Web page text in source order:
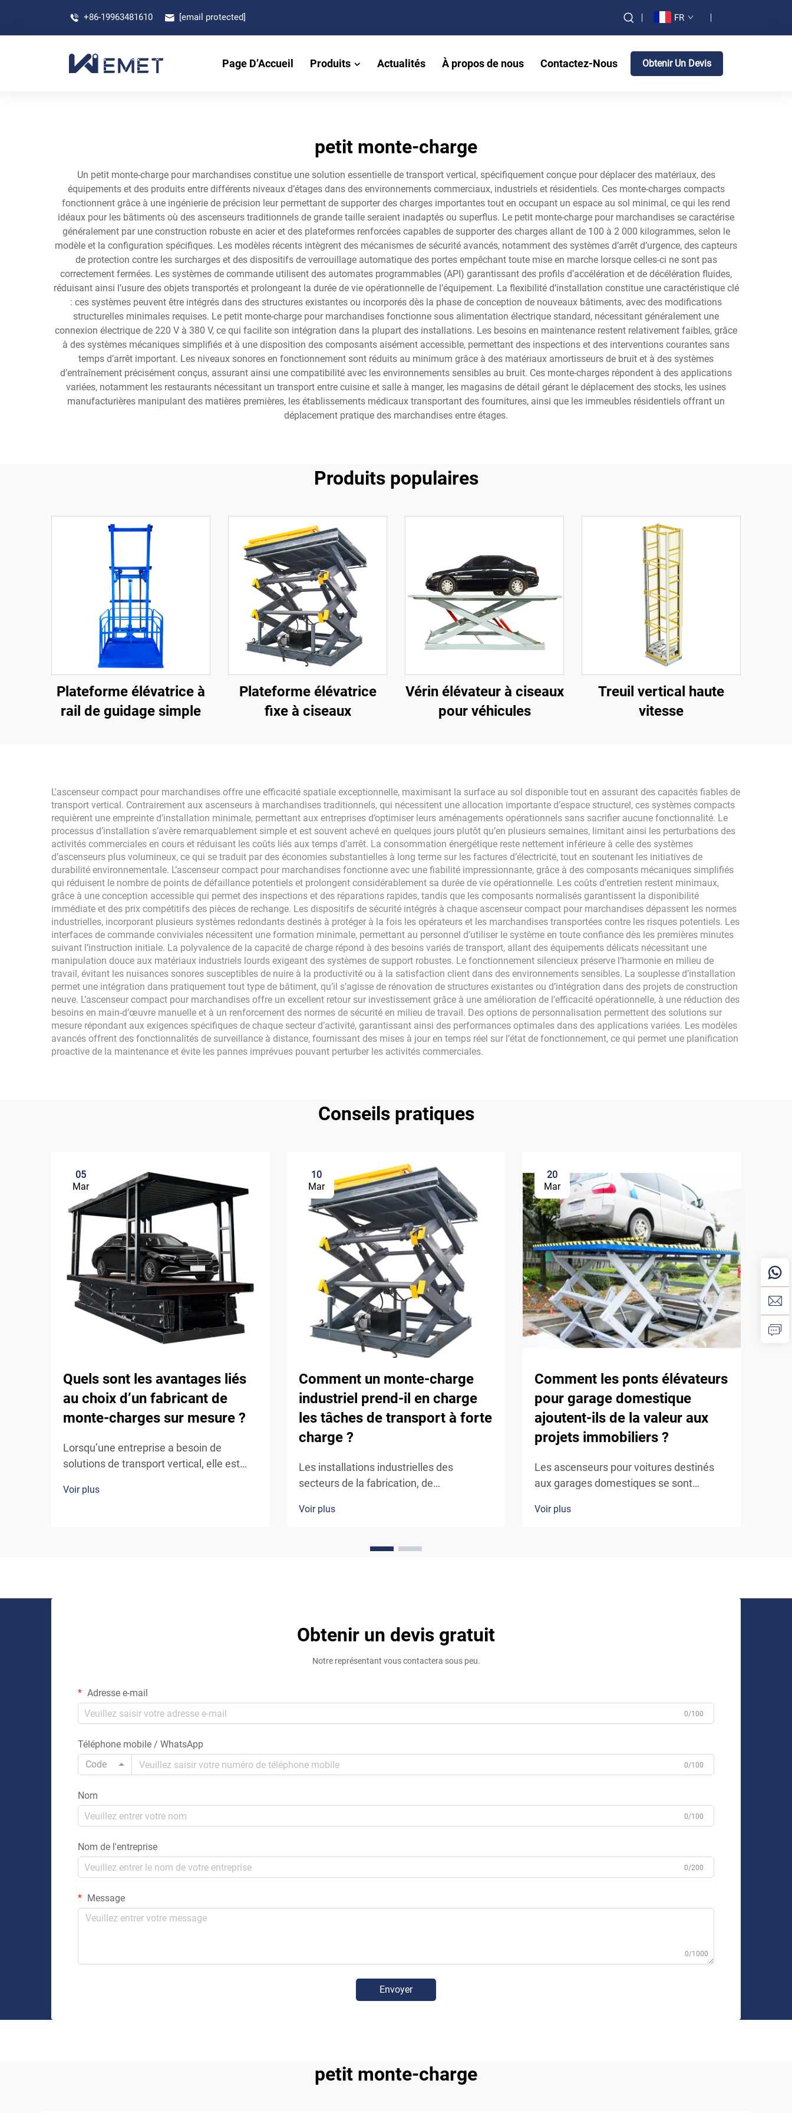
+86-19963481610 [email protected] FR
Page D’Accueil Produits Actualités À propos de nous Contactez-Nous Obtenir Un Devis
petit monte-charge
Un petit monte-charge pour marchandises constitue une solution essentielle de transport vertical, spécifiquement conçue pour déplacer des matériaux, des
équipements et des produits entre différents niveaux d’étages dans des environnements commerciaux, industriels et résidentiels. Ces monte-charges compacts
fonctionnent grâce à une ingénierie de précision leur permettant de supporter des charges importantes tout en occupant un espace au sol minimal, ce qui les rend
idéaux pour les bâtiments où des ascenseurs traditionnels de grande taille seraient inadaptés ou superflus. Le petit monte-charge pour marchandises se caractérise
généralement par une construction robuste en acier et des plateformes renforcées capables de supporter des charges allant de 100 à 2 000 kilogrammes, selon le
modèle et la configuration spécifiques. Les modèles récents intègrent des mécanismes de sécurité avancés, notamment des systèmes d’arrêt d’urgence, des capteurs
de protection contre les surcharges et des dispositifs de verrouillage automatique des portes empêchant toute mise en marche lorsque celles-ci ne sont pas
correctement fermées. Les systèmes de commande utilisent des automates programmables (API) garantissant des profils d’accélération et de décélération fluides,
réduisant ainsi l’usure des objets transportés et prolongeant la durée de vie opérationnelle de l’équipement. La flexibilité d’installation constitue une caractéristique clé
: ces systèmes peuvent être intégrés dans des structures existantes ou incorporés dès la phase de conception de nouveaux bâtiments, avec des modifications
structurelles minimales requises. Le petit monte-charge pour marchandises fonctionne sous alimentation électrique standard, nécessitant généralement une
connexion électrique de 220 V à 380 V, ce qui facilite son intégration dans la plupart des installations. Les besoins en maintenance restent relativement faibles, grâce
à des systèmes mécaniques simplifiés et à une disposition des composants aisément accessible, permettant des inspections et des interventions courantes sans
temps d’arrêt important. Les niveaux sonores en fonctionnement sont réduits au minimum grâce à des matériaux amortisseurs de bruit et à des systèmes
d’entraînement précisément conçus, assurant ainsi une compatibilité avec les environnements sensibles au bruit. Ces monte-charges répondent à des applications
variées, notamment les restaurants nécessitant un transport entre cuisine et salle à manger, les magasins de détail gérant le déplacement des stocks, les usines
manufacturières manipulant des matières premières, les établissements médicaux transportant des fournitures, ainsi que les immeubles résidentiels offrant un
déplacement pratique des marchandises entre étages.
Produits populaires
Plateforme élévatrice à
rail de guidage simple
Plateforme élévatrice
fixe à ciseaux
Vérin élévateur à ciseaux
pour véhicules
Treuil vertical haute
vitesse
L'ascenseur compact pour marchandises offre une efficacité spatiale exceptionnelle, maximisant la surface au sol disponible tout en assurant des capacités fiables de
transport vertical. Contrairement aux ascenseurs à marchandises traditionnels, qui nécessitent une allocation importante d’espace structurel, ces systèmes compacts
requièrent une empreinte d’installation minimale, permettant aux entreprises d’optimiser leurs aménagements opérationnels sans sacrifier aucune fonctionnalité. Le
processus d’installation s’avère remarquablement simple et est souvent achevé en quelques jours plutôt qu’en plusieurs semaines, limitant ainsi les perturbations des
activités commerciales en cours et réduisant les coûts liés aux temps d’arrêt. La consommation énergétique reste nettement inférieure à celle des systèmes
d’ascenseurs plus volumineux, ce qui se traduit par des économies substantielles à long terme sur les factures d’électricité, tout en soutenant les initiatives de
durabilité environnementale. L’ascenseur compact pour marchandises fonctionne avec une fiabilité impressionnante, grâce à des composants mécaniques simplifiés
qui réduisent le nombre de points de défaillance potentiels et prolongent considérablement sa durée de vie opérationnelle. Les coûts d’entretien restent minimaux,
grâce à une conception accessible qui permet des inspections et des réparations rapides, tandis que les composants normalisés garantissent la disponibilité
immédiate et des prix compétitifs des pièces de rechange. Les dispositifs de sécurité intégrés à chaque ascenseur compact pour marchandises dépassent les normes
industrielles, incorporant plusieurs systèmes redondants destinés à protéger à la fois les opérateurs et les marchandises transportées contre les risques potentiels. Les
interfaces de commande conviviales nécessitent une formation minimale, permettant au personnel d’utiliser le système en toute confiance dès les premières minutes
suivant l’instruction initiale. La polyvalence de la capacité de charge répond à des besoins variés de transport, allant des équipements délicats nécessitant une
manipulation douce aux matériaux industriels lourds exigeant des systèmes de support robustes. Le fonctionnement silencieux préserve l’harmonie en milieu de
travail, évitant les nuisances sonores susceptibles de nuire à la productivité ou à la satisfaction client dans des environnements sensibles. La souplesse d’installation
permet une intégration dans pratiquement tout type de bâtiment, qu’il s’agisse de rénovation de structures existantes ou d’intégration dans des projets de construction
neuve. L’ascenseur compact pour marchandises offre un excellent retour sur investissement grâce à une amélioration de l’efficacité opérationnelle, à une réduction des
besoins en main-d’œuvre manuelle et à un renforcement des normes de sécurité en milieu de travail. Des options de personnalisation permettent des solutions sur
mesure répondant aux exigences spécifiques de chaque secteur d’activité, garantissant ainsi des performances optimales dans des applications variées. Les modèles
avancés offrent des fonctionnalités de surveillance à distance, fournissant des mises à jour en temps réel sur l’état de fonctionnement, ce qui permet une planification
proactive de la maintenance et évite les pannes imprévues pouvant perturber les activités commerciales.
Conseils pratiques
05
Mar
Quels sont les avantages liés
au choix d’un fabricant de
monte-charges sur mesure ?
Lorsqu’une entreprise a besoin de
solutions de transport vertical, elle est
cruciale : opter pour un système de
Voir plus
10
Mar
Comment un monte-charge
industriel prend-il en charge
les tâches de transport à forte
charge ?
Les installations industrielles des
secteurs de la fabrication, de
constamment face à des défis liés au
matériaux lourds entre différents niveaux
Voir plus
20
Mar
Comment les ponts élévateurs
pour garage domestique
ajoutent-ils de la valeur aux
projets immobiliers ?
Les ascenseurs pour voitures destinés
aux garages domestiques se sont
de gamme qui accroît sensiblement la
Voir plus
Obtenir un devis gratuit
Notre représentant vous contactera sous peu.
Adresse e-mail
0/100
Téléphone mobile / WhatsApp
Code
0/100
Nom
0/100
Nom de l'entreprise
0/200
Message
0/1000
Envoyer
petit monte-charge